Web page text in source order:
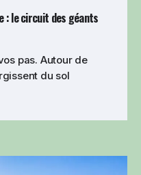
: le circuit des géants
pas. Autour de
du sol